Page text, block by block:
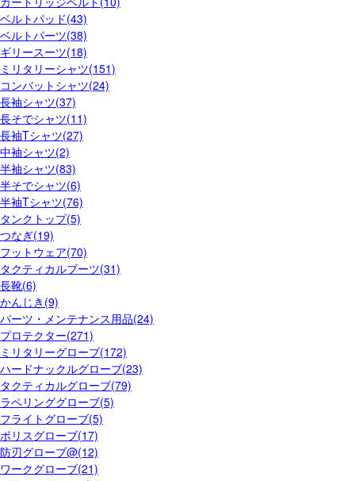
ベルトパッド(43)
ベルトパーツ(38)
ギリースーツ(18)
ミリタリーシャツ(151)
コンバットシャツ(24)
長袖シャツ(37)
長そでシャツ(11)
長袖Tシャツ(27)
中袖シャツ(2)
半袖シャツ(83)
半そでシャツ(6)
半袖Tシャツ(76)
タンクトップ(5)
つなぎ(19)
フットウェア(70)
タクティカルブーツ(31)
長靴(6)
かんじき(9)
パーツ・メンテナンス用品(24)
プロテクター(271)
ミリタリーグローブ(172)
ハードナックルグローブ(23)
タクティカルグローブ(79)
ラペリンググローブ(5)
フライトグローブ(5)
ポリスグローブ(17)
防刃グローブ@(12)
ワークグローブ(21)